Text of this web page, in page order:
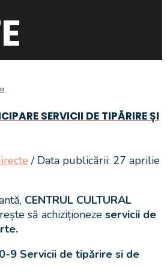
SERVICII DE TIPĂRIRE ȘI
/ Data publicării: 27 aprilie
CENTRUL CULTURAL
să achiziționeze servicii de
9 Servicii de tipărire si de